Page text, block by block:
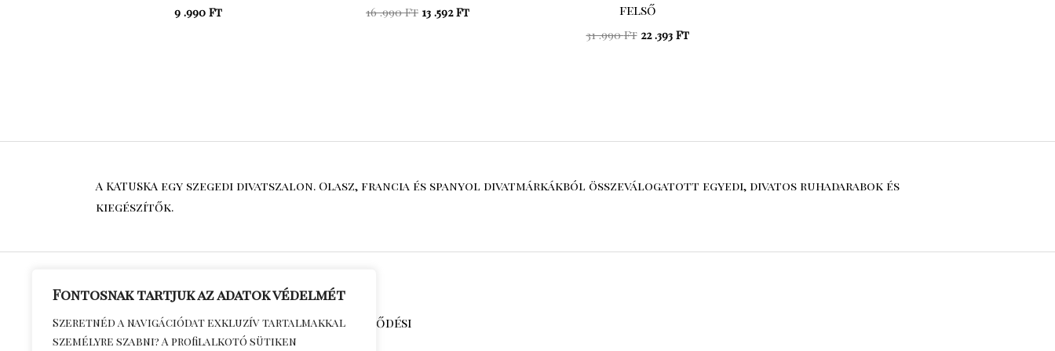
Fontosnak tartjuk az adatok védelmét
Szeretnéd a navigációdat exkluzív tartalmakkal
személyre szabni? A profilalkotó sütiken
9 .990 Ft 16 .990Ft 13 .592Ft
felső
31 .990Ft 22 .393 Ft
A KATUSKA egy szegedi divatszalon. Olasz, francia és spanyol divatmárkákból összeválogatott egyedi, divatos ruhadarabok és
kiegészítők.
Általános Szerződési
Feltételek